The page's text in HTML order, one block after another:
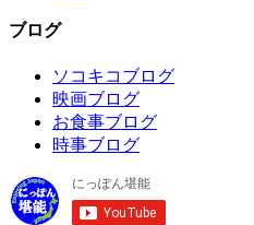
ブログ
ソコキコブログ
映画ブログ
お食事ブログ
時事ブログ